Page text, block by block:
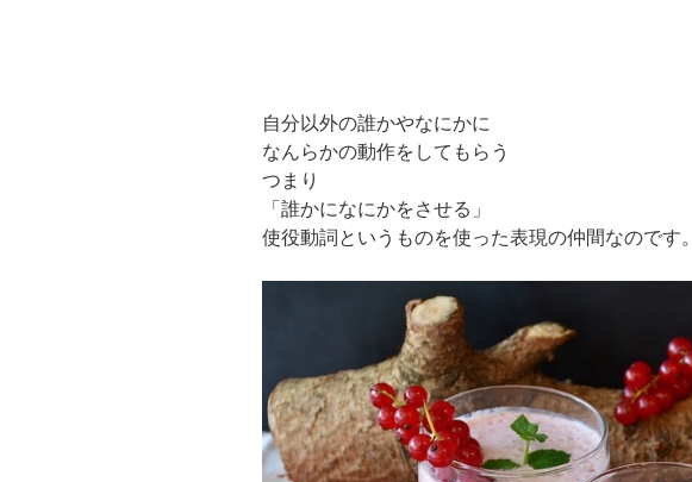
自分以外の誰かやなにかに
なんらかの動作をしてもらう
つまり
「誰かになにかをさせる」
使役動詞というものを使った表現の仲間なのです。